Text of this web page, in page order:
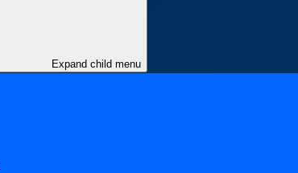
Expand child menu